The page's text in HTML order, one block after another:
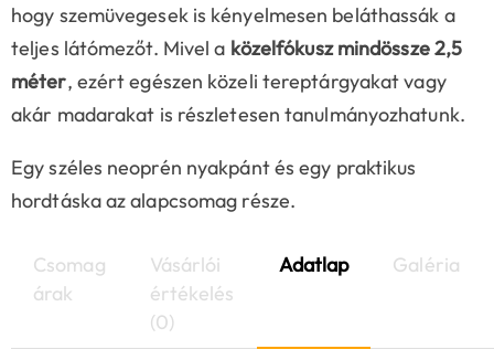
hogy szemüvegesek is kényelmesen beláthassák a
teljes látómezőt. Mivel a közelfókusz mindössze 2,5
méter, ezért egészen közeli tereptárgyakat vagy
akár madarakat is részletesen tanulmányozhatunk.
Egy széles neoprén nyakpánt és egy praktikus
hordtáska az alapcsomag része.
Csomag
árak
Vásárlói
értékelés
(0)
Adatlap Galéria